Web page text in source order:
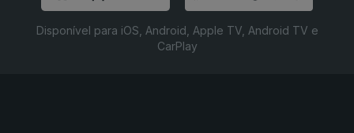
Disponível para iOS, Android, Apple TV, Android TV e
CarPlay